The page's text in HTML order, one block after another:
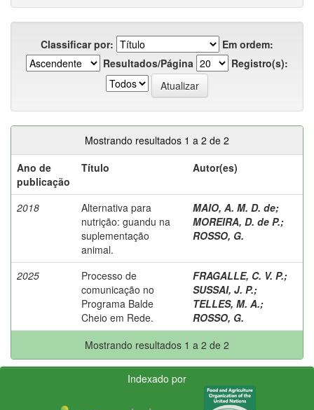
Classificar por:
Em ordem:
Resultados/Página
Registro(s):
Mostrando resultados 1 a 2 de 2
Ano de
publicação
Título Autor(es)
2018
Alternativa para
nutrição: guandu na
suplementação
animal.
MAIO, A. M. D. de;
MOREIRA, D. de P.;
ROSSO, G.
2025
Processo de
comunicação no
Programa Balde
Cheio em Rede.
FRAGALLE, C. V. P.;
SUSSAI, J. P.;
TELLES, M. A.;
ROSSO, G.
Mostrando resultados 1 a 2 de 2
Indexado por